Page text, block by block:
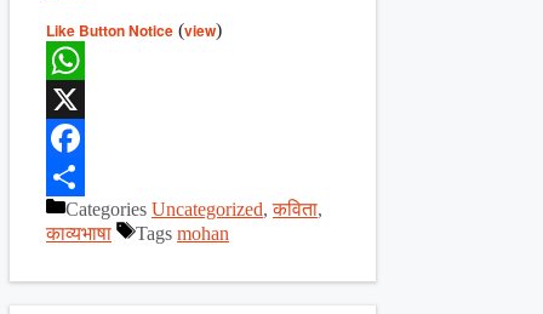
Like Button Notice (view)
WhatsApp
X
Facebook
ShareCategories Uncategorized,कविता,
काव्यभाषा
Tags mohan